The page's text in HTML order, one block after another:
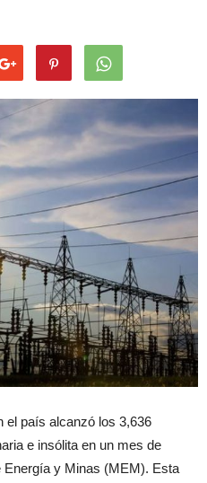
el país alcanzó los 3,636
e insólita en un mes de
Energía y Minas (MEM). Esta